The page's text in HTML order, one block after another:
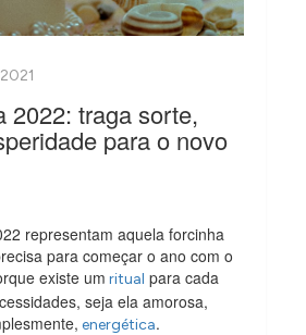
2022: traga sorte,
para o novo
representam aquela forcinha
para começar o ano com o
existe um ritual para cada
seja ela amorosa,
energética.